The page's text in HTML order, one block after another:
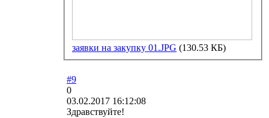
заявки на закупку 01.JPG (130.53 КБ)
#9
0
03.02.2017 16:12:08
Здравствуйте!